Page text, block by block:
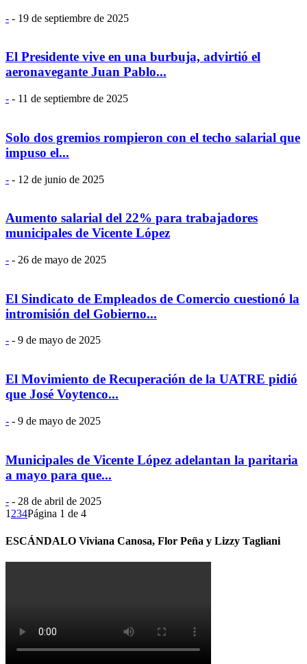
- - 19 de septiembre de 2025
El Presidente vive en una burbuja, advirtió el
aeronavegante Juan Pablo...
- - 11 de septiembre de 2025
Solo dos gremios rompieron con el techo salarial que
impuso el...
- - 12 de junio de 2025
Aumento salarial del 22% para trabajadores
municipales de Vicente López
- - 26 de mayo de 2025
El Sindicato de Empleados de Comercio cuestionó la
intromisión del Gobierno...
- - 9 de mayo de 2025
El Movimiento de Recuperación de la UATRE pidió
que José Voytenco...
- - 9 de mayo de 2025
Municipales de Vicente López adelantan la paritaria
a mayo para que...
- - 28 de abril de 2025
1 234Página 1 de 4
ESCÁNDALO Viviana Canosa, Flor Peña y Lizzy Tagliani